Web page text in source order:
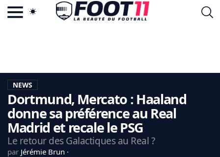
LA CHARTE
VIE PRIVÉE
CGU
CONTACTEZ-NOUS
NEWS
Dortmund, Mercato : Haaland
donne sa préférence au Real
Madrid et recale le PSG
Le retour des Galactiques au Real ?
par Jérémie Brun